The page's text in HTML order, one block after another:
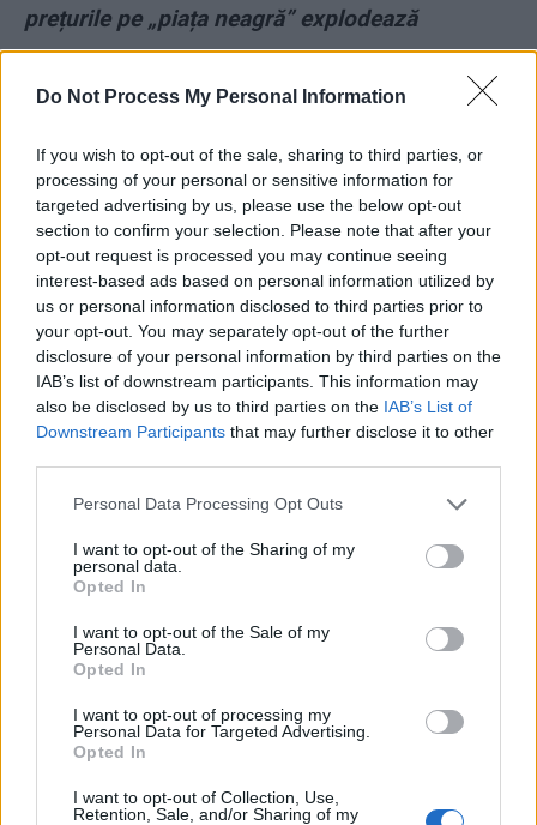
Do Not Process My Personal Information
If you wish to opt-out of the sale, sharing to third parties, or
processing of your personal or sensitive information for
targeted advertising by us, please use the below opt-out
section to confirm your selection. Please note that after your
opt-out request is processed you may continue seeing
interest-based ads based on personal information utilized by
us or personal information disclosed to third parties prior to
your opt-out. You may separately opt-out of the further
disclosure of your personal information by third parties on the
IAB’s list of downstream participants. This information may
also be disclosed by us to third parties on the IAB’s List of
Downstream Participants that may further disclose it to other
Personal Data Processing Opt Outs
I want to opt-out of the Sharing of my
personal data.
Opted In
I want to opt-out of the Sale of my
Personal Data.
Opted In
I want to opt-out of processing my
Personal Data for Targeted Advertising.
Opted In
I want to opt-out of Collection, Use,
Retention, Sale, and/or Sharing of my
prețurile pe „piața neagră” explodează
nepotism
parchet
Articolul precedent
nevoile societății moderne
Articolul următor
deputatul Dumitru Focșa
european este „presărat cu
idei radicale, din spectrul
Redacţia